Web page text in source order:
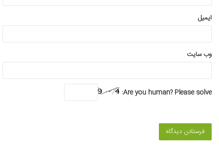
ایمیل
وب‌ سایت
Are you human? Please solve: